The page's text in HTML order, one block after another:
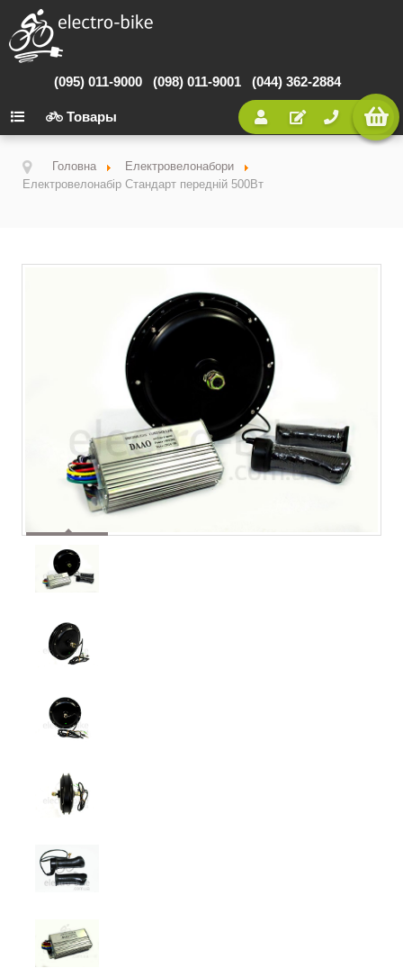
(095) 011-9000 (098) 011-9001 (044) 362-2884
Товары
Головна
Електровелонабори
Електровелонабір Стандарт передній 500Вт